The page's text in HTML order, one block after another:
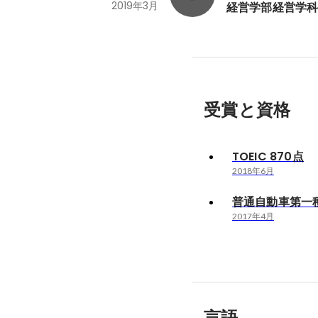
経営学部経営学科
2019年3月
受賞と資格
TOEIC 870点
2018年6月
普通自動車第一
2017年4月